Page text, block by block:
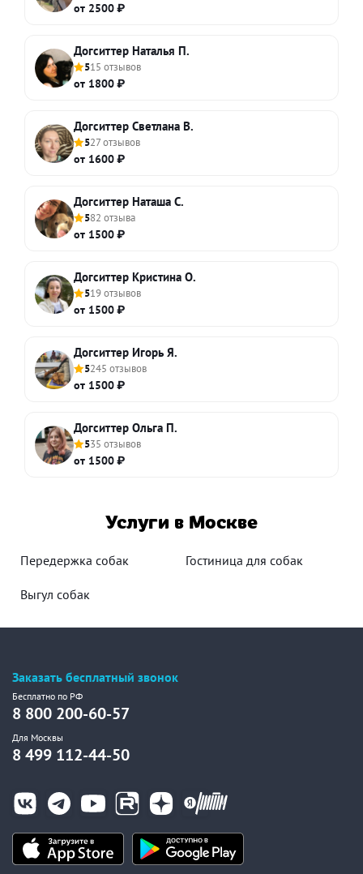
от 2500 ₽
Догситтер Наталья П.
515 отзывов
от 1800 ₽
Догситтер Светлана В.
527 отзывов
от 1600 ₽
Догситтер Наташа С.
582 отзыва
от 1500 ₽
Догситтер Кристина О.
519 отзывов
от 1500 ₽
Догситтер Игорь Я.
5245 отзывов
от 1500 ₽
Догситтер Ольга П.
535 отзывов
от 1500 ₽
Услуги в Москве
Передержка собак Гостиница для собак
Выгул собак
Заказать бесплатный звонок
Бесплатно по РФ
8 800 200-60-57
Для Москвы
8 499 112-44-50